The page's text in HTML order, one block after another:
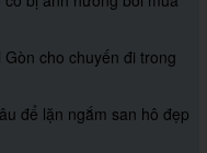
cho chuyến đi trong
để lặn ngắm san hô đẹp